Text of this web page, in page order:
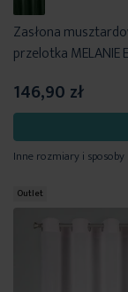
Zasłona
przelotka MELANIE
146,90 zł
Inne rozmiary i sposoby
Outlet